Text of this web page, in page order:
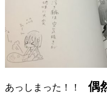
あっしまった！！
偶